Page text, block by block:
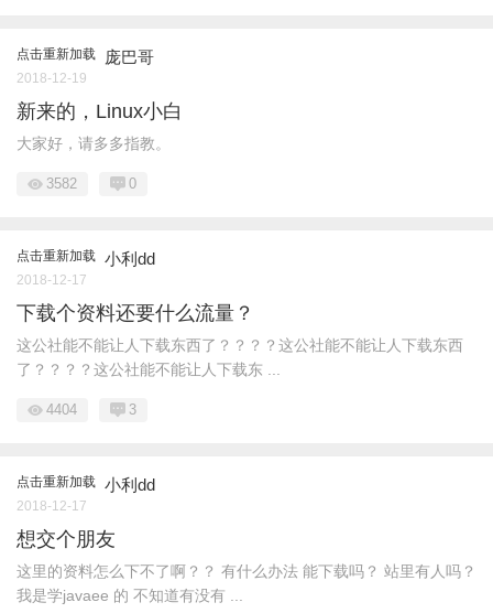
点击重新加载 庞巴哥
2018-12-19
新来的，Linux小白
大家好，请多多指教。
3582 0
点击重新加载 小利dd
2018-12-17
下载个资料还要什么流量？
这公社能不能让人下载东西了？？？？这公社能不能让人下载东西
了？？？？这公社能不能让人下载东 ...
4404 3
点击重新加载 小利dd
2018-12-17
想交个朋友
这里的资料怎么下不了啊？？ 有什么办法 能下载吗？ 站里有人吗？
我是学javaee 的 不知道有没有 ...